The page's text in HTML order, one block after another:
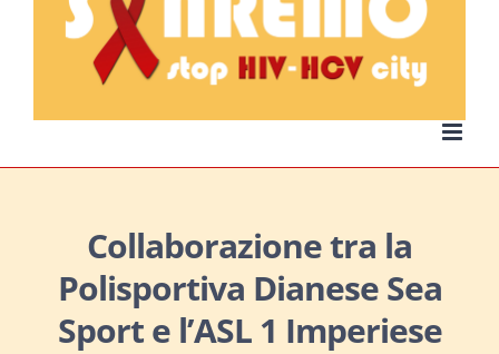
Collaborazione tra la
Polisportiva Dianese Sea
Sport e l’ASL 1 Imperiese